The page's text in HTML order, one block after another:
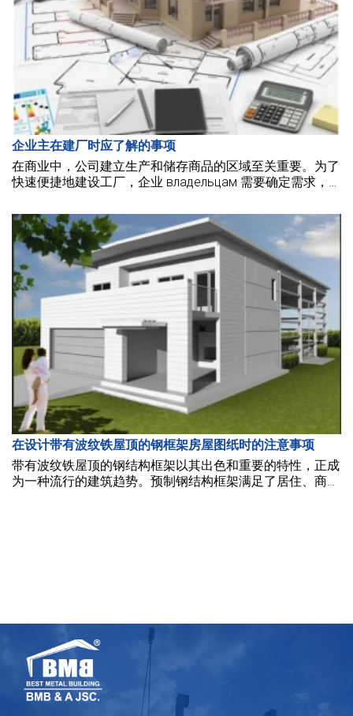
企业主在建厂时应了解的事项
在商业中，公司建立生产和储存商品的区域至关重要。为了
快速便捷地建设工厂，企业 владельцам 需要确定需求，并
在设计带有波纹铁屋顶的钢框架房屋图纸时的注意事项
带有波纹铁屋顶的钢结构框架以其出色和重要的特性，正成
为一种流行的建筑趋势。预制钢结构框架满足了居住、商